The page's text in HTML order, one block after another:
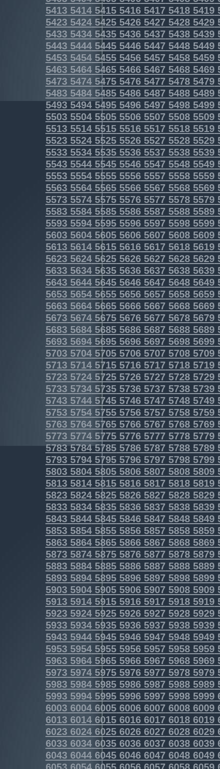
5413541454155416541754185419
5423542454255426542754285429
5433543454355436543754385439
5443544454455446544754485449
5453545454555456545754585459
5463546454655466546754685469
5473547454755476547754785479
5483548454855486548754885489
5493549454955496549754985499
5503550455055506550755085509
5513551455155516551755185519
5523552455255526552755285529
5533553455355536553755385539
5543554455455546554755485549
5553555455555556555755585559
5563556455655566556755685569
5573557455755576557755785579
5583558455855586558755885589
5593559455955596559755985599
5603560456055606560756085609
5613561456155616561756185619
5623562456255626562756285629
5633563456355636563756385639
5643564456455646564756485649
5653565456555656565756585659
5663566456655666566756685669
5673567456755676567756785679
5683568456855686568756885689
5693569456955696569756985699
5703570457055706570757085709
5713571457155716571757185719
5723572457255726572757285729
5733573457355736573757385739
5743574457455746574757485749
5753575457555756575757585759
5763576457655766576757685769
5773577457755776577757785779
5783578457855786578757885789
5793579457955796579757985799
5803580458055806580758085809
5813581458155816581758185819
5823582458255826582758285829
5833583458355836583758385839
5843584458455846584758485849
5853585458555856585758585859
5863586458655866586758685869
5873587458755876587758785879
5883588458855886588758885889
5893589458955896589758985899
5903590459055906590759085909
5913591459155916591759185919
5923592459255926592759285929
5933593459355936593759385939
5943594459455946594759485949
5953595459555956595759585959
5963596459655966596759685969
5973597459755976597759785979
5983598459855986598759885989
5993599459955996599759985999
6003600460056006600760086009
6013601460156016601760186019
6023602460256026602760286029
6033603460356036603760386039
6043604460456046604760486049